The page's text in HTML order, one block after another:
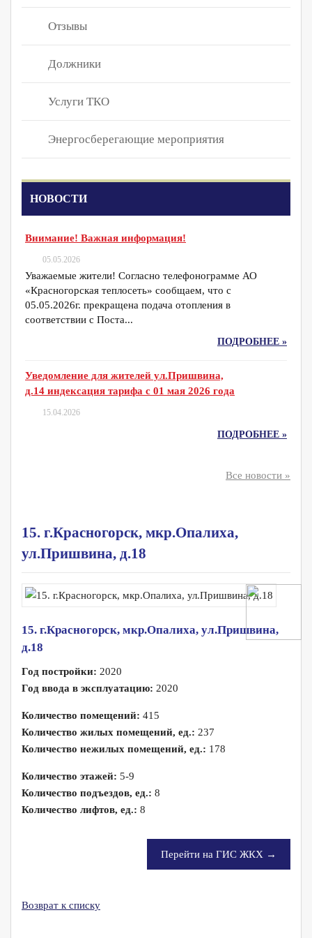
Отзывы
Должники
Услуги ТКО
Энергосберегающие мероприятия
НОВОСТИ
Внимание! Важная информация!
05.05.2026
Уважаемые жители! Согласно телефонограмме АО
«Красногорская теплосеть» сообщаем, что с
05.05.2026г. прекращена подача отопления в
соответствии с Поста...
ПОДРОБНЕЕ »
Уведомление для жителей ул.Пришвина,
д.14 индексация тарифа с 01 мая 2026 года
15.04.2026
ПОДРОБНЕЕ »
Все новости »
15. г.Красногорск, мкр.Опалиха,
ул.Пришвина, д.18
15. г.Красногорск, мкр.Опалиха, ул.Пришвина,
д.18
Год постройки: 2020
Год ввода в эксплуатацию: 2020
Количество помещений: 415
Количество жилых помещений, ед.: 237
Количество нежилых помещений, ед.: 178
Количество этажей: 5-9
Количество подъездов, ед.: 8
Количество лифтов, ед.: 8
Перейти на ГИС ЖКХ →
Возврат к списку